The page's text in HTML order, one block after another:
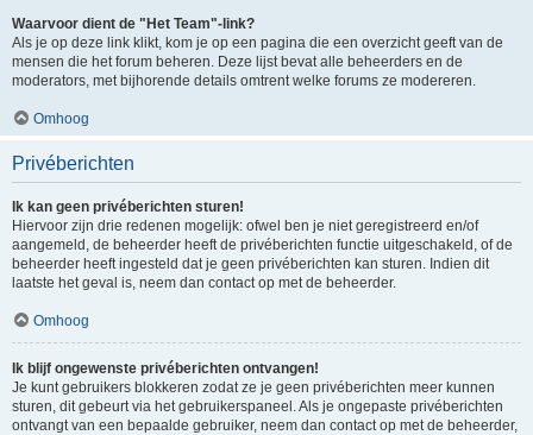
Waarvoor dient de "Het Team"-link?
Als je op deze link klikt, kom je op een pagina die een overzicht geeft van de
mensen die het forum beheren. Deze lijst bevat alle beheerders en de
moderators, met bijhorende details omtrent welke forums ze modereren.
Omhoog
Privéberichten
Ik kan geen privéberichten sturen!
Hiervoor zijn drie redenen mogelijk: ofwel ben je niet geregistreerd en/of
aangemeld, de beheerder heeft de privéberichten functie uitgeschakeld, of de
beheerder heeft ingesteld dat je geen privéberichten kan sturen. Indien dit
laatste het geval is, neem dan contact op met de beheerder.
Omhoog
Ik blijf ongewenste privéberichten ontvangen!
Je kunt gebruikers blokkeren zodat ze je geen privéberichten meer kunnen
sturen, dit gebeurt via het gebruikerspaneel. Als je ongepaste privéberichten
ontvangt van een bepaalde gebruiker, neem dan contact op met de beheerder,